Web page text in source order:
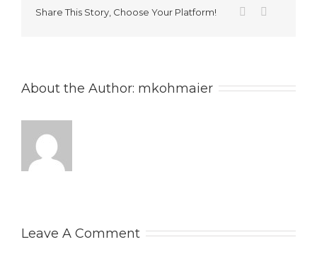
Share This Story, Choose Your Platform!
About the Author: mkohmaier
Leave A Comment